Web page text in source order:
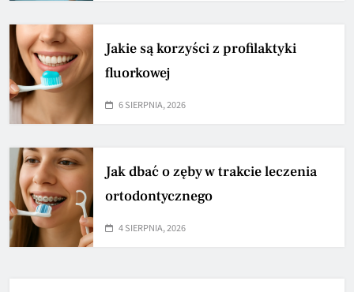
Jakie są korzyści z profilaktyki
fluorkowej
6 SIERPNIA, 2026
Jak dbać o zęby w trakcie leczenia
ortodontycznego
4 SIERPNIA, 2026